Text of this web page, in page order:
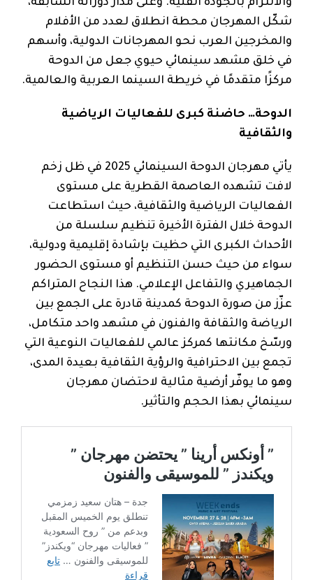
والالتزام بالجودة الفنية. وعلى مدار دوراته السابقة،
شكّل المهرجان محطة انطلاق لعدد من الأفلام
والمخرجين العرب نحو المهرجانات الدولية، وأسهم
في خلق مشهد سينمائي حيوي جعل من الدوحة
مركزًا متقدمًا في خريطة السينما العربية والعالمية.
الدوحة… حاضنة كبرى للفعاليات الرياضية
والثقافية
يأتي مهرجان الدوحة السينمائي 2025 في ظل زخم
لافت تشهده العاصمة القطرية على مستوى
الفعاليات الرياضية والثقافية، حيث استطاعت
الدوحة خلال الفترة الأخيرة تنظيم سلسلة من
الأحداث الكبرى التي حظيت بإشادة إقليمية ودولية،
سواء من حيث حسن التنظيم أو مستوى الحضور
الجماهيري والتفاعل الإعلامي. هذا النجاح المتراكم
عزّز من صورة الدوحة كمدينة قادرة على الجمع بين
الرياضة والثقافة والفنون في مشهد واحد متكامل،
ورسّخ مكانتها كمركز عالمي للفعاليات النوعية التي
تجمع بين الاحترافية والرؤية الثقافية بعيدة المدى،
وهو ما يوفّر أرضية مثالية لاحتضان مهرجان
سينمائي بهذا الحجم والتأثير.